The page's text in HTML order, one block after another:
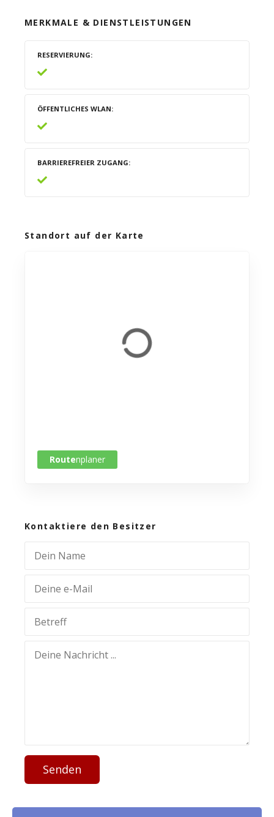
MERKMALE & DIENSTLEISTUNGEN
RESERVIERUNG
ÖFFENTLICHES WLAN
BARRIEREFREIER ZUGANG
Standort auf der Karte
Routenplaner
Kontaktiere den Besitzer
Senden